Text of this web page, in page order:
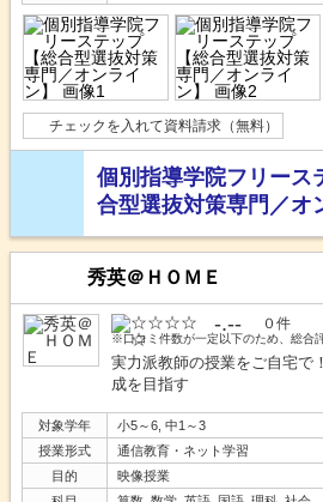
チェックを入れて資料請求（無料）
個別指導学院フリース
合型選抜対策専門／オ
秀英＠ＨＯＭＥ
-.-- ０件
※口コミ件数が一定以下のため、総合
実力派教師の授業をご自宅で
成を目指す
対象学年
小5～6, 中1～3
授業形式
通信教育・ネット学習
目的
映像授業